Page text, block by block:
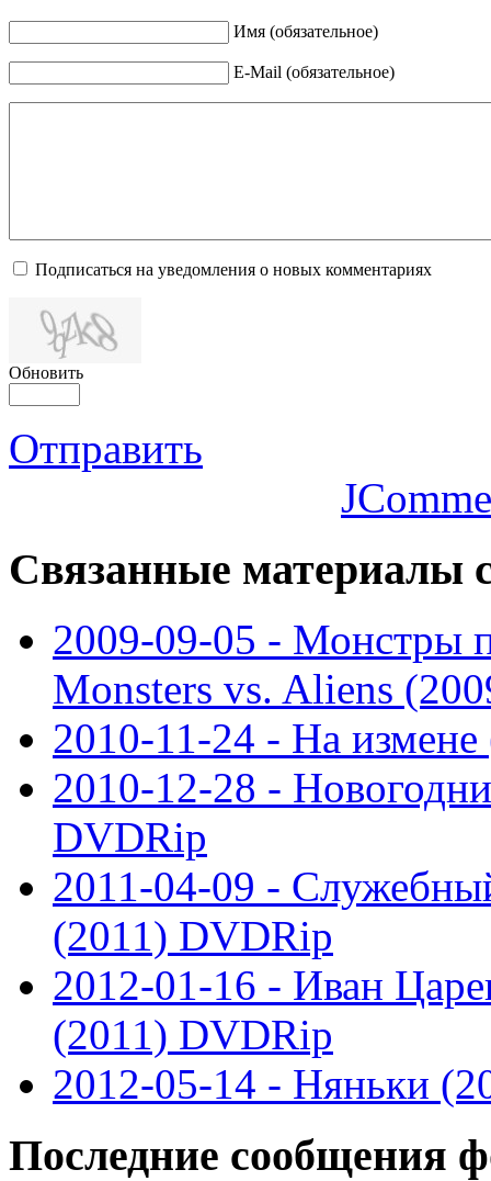
Имя (обязательное)
E-Mail (обязательное)
Подписаться на уведомления о новых комментариях
Обновить
Отправить
Связанные материалы
2009-09-05 - Монстры
Monsters vs. Aliens
2010-11-24 - На
2010-12-28 -
DVDRip
2011-04-09 -
(2011) DVDRip
2012-01-16 - Иван
(2011) DVDRip
2012-05-14 - Няньки
Последние сообщения